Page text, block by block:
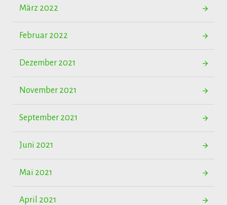
März 2022
Februar 2022
Dezember 2021
November 2021
September 2021
Juni 2021
Mai 2021
April 2021